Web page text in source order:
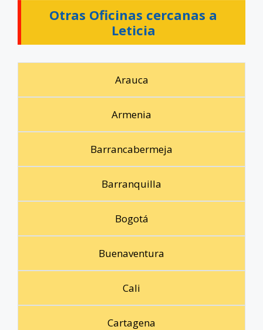
Otras Oficinas cercanas a
Leticia
Arauca
Armenia
Barrancabermeja
Barranquilla
Bogotá
Buenaventura
Cali
Cartagena